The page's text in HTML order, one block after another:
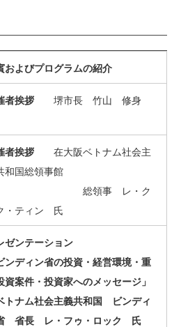
およびプログラムの紹介
者挨拶 堺市長 竹山 修身
者挨拶 在大阪ベトナム社会主
和国総領事館
領事 レ・ク
・ティン 氏
ゼンテーション
ンディン省の投資・経営環境・重
資案件・投資家へのメッセージ」
ナム社会主義共和国 ビンディ
省長 レ・フゥ・ロック 氏